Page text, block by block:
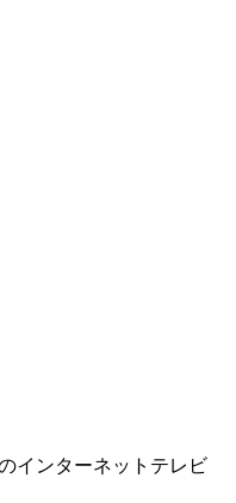
インターネットテレビ